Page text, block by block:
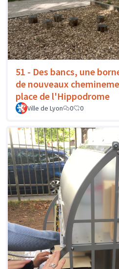
51 - Des bancs, une
de nouveaux
place de l'Hippodrome
Ville de Lyon 0 0